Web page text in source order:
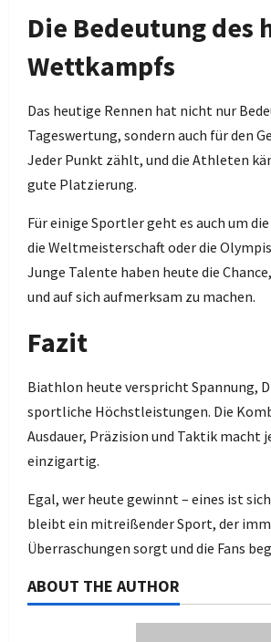
Die Bedeutung des
Wettkampfs
Das heutige Rennen hat nicht nur
Tageswertung, sondern auch für den
Jeder Punkt zählt, und die Athleten
gute Platzierung.
Für einige Sportler geht es auch um
die Weltmeisterschaft oder die
Junge Talente haben heute die
und auf sich aufmerksam zu machen.
Fazit
Biathlon heute verspricht Spannung,
sportliche Höchstleistungen. Die
Ausdauer, Präzision und Taktik macht
einzigartig.
Egal, wer heute gewinnt – eines ist
bleibt ein mitreißender Sport, der
Überraschungen sorgt und die Fans
ABOUT THE AUTHOR